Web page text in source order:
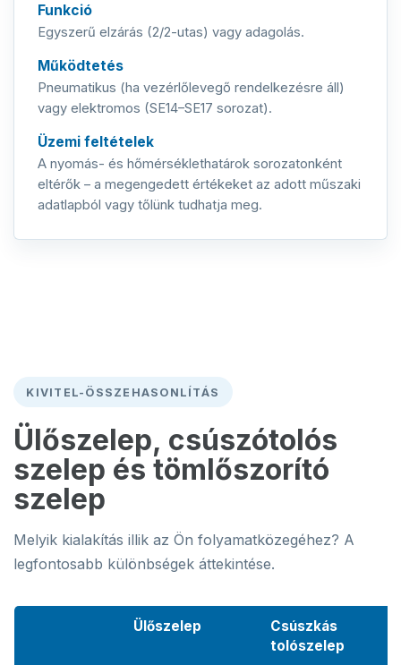
Funkció
Egyszerű elzárás (2/2-utas) vagy adagolás.
Működtetés
Pneumatikus (ha vezérlőlevegő rendelkezésre áll)
vagy elektromos (SE14–SE17 sorozat).
Üzemi feltételek
A nyomás- és hőmérséklethatárok sorozatonként
eltérők – a megengedett értékeket az adott műszaki
adatlapból vagy tőlünk tudhatja meg.
KIVITEL-ÖSSZEHASONLÍTÁS
Ülőszelep, csúszótolós
szelep és tömlőszorító
szelep
Melyik kialakítás illik az Ön folyamatközegéhez? A
legfontosabb különbségek áttekintése.
Ülőszelep
Csúszkás
tolószelep